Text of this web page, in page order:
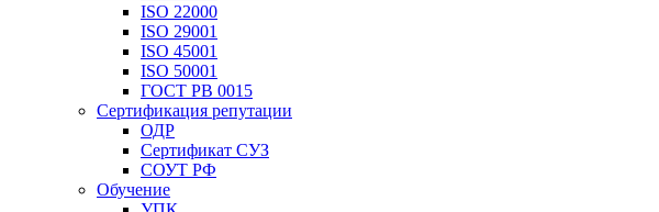
ISO 22000
ISO 29001
ISO 45001
ISO 50001
ГОСТ РВ 0015
Сертификация репутации
ОДР
Сертификат СУЗ
СОУТ РФ
Обучение